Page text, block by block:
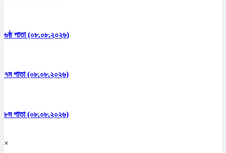
৬ষ্ঠ পাতা (০৮.০৮.২০২৬)
৭ম পাতা (০৮.০৮.২০২৬)
৮ম পাতা (০৮.০৮.২০২৬)
×